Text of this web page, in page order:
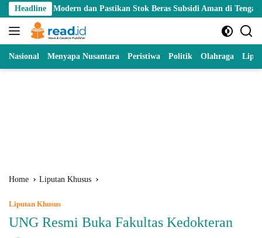
Skip
to
content
Headlinedan Pastikan Stok Beras Subsidi Aman di Tengah Musim
Nasional Menyapa Nusantara Peristiwa Politik Olahraga
Home Liputan Khusus
Liputan Khusus
UNG Resmi Buka Fakultas Kedokteran